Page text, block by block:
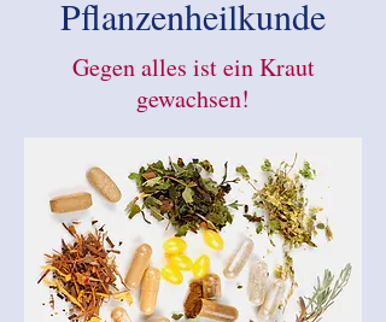
Pflanzenheilkunde
Gegen alles ist ein Kraut
gewachsen!